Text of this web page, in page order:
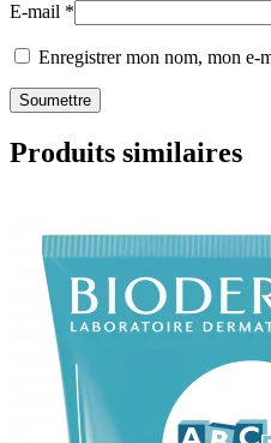
E-mail *
Enregistrer mon nom, mon e-
Produits similaires